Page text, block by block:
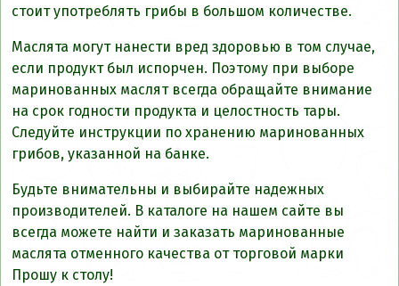
стоит употреблять грибы в большом количестве.
Маслята могут нанести вред здоровью в том случае,
если продукт был испорчен. Поэтому при выборе
маринованных маслят всегда обращайте внимание
на срок годности продукта и целостность тары.
Следуйте инструкции по хранению маринованных
грибов, указанной на банке.
Будьте внимательны и выбирайте надежных
производителей. В каталоге на нашем сайте вы
всегда можете найти и заказать маринованные
маслята отменного качества от торговой марки
Прошу к столу!